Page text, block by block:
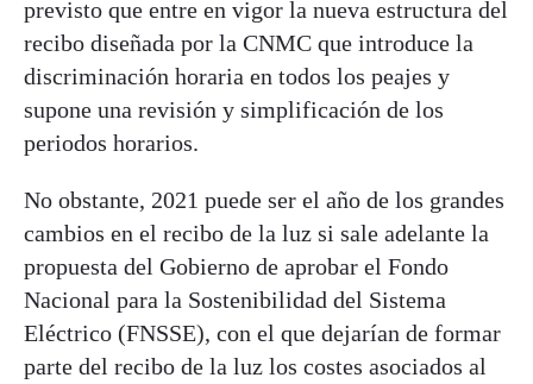
previsto que entre en vigor la nueva estructura del
recibo diseñada por la CNMC que introduce la
discriminación horaria en todos los peajes y
supone una revisión y simplificación de los
periodos horarios.
No obstante, 2021 puede ser el año de los grandes
cambios en el recibo de la luz si sale adelante la
propuesta del Gobierno de aprobar el Fondo
Nacional para la Sostenibilidad del Sistema
Eléctrico (FNSSE), con el que dejarían de formar
parte del recibo de la luz los costes asociados al